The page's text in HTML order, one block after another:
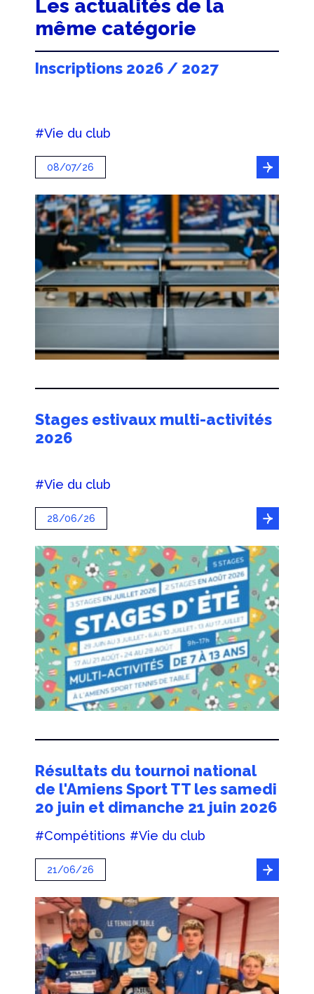
Les actualités de la
même catégorie
Inscriptions 2026 / 2027
#Vie du club
08/07/26
Stages estivaux multi-activités
2026
#Vie du club
28/06/26
Résultats du tournoi national
de l'Amiens Sport TT les samedi
20 juin et dimanche 21 juin 2026
#Compétitions #Vie du club
21/06/26